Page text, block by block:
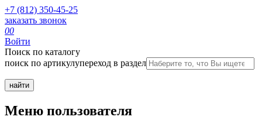
+7 (812) 350-45-25
заказать звонок
00
Войти
Поиск по каталогу
поиск по артикулупереход в раздел
Меню пользователя